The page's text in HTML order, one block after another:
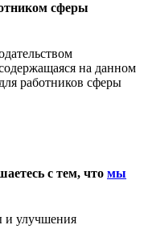
сферы
на данном
работников сферы
с тем, что мы
и улучшения